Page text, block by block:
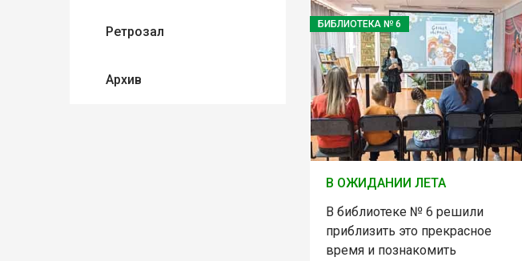
Ретрозал
Архив
БИБЛИОТЕКА № 6
В ОЖИДАНИИ ЛЕТА
В библиотеке № 6 решили
приблизить это прекрасное
время и познакомить